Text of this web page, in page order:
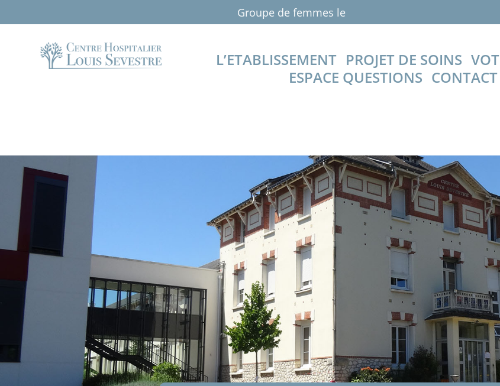
Groupe de femmes le vendredi matin de 10h00 à 11h00 (accessible
L’ETABLISSEMENT PROJET DE SOINS
ESPACE QUESTIONS CONTACT